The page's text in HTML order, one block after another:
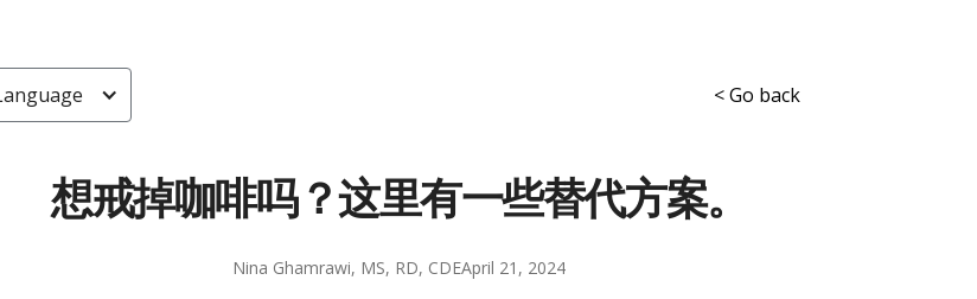
< Go back
想戒掉咖啡吗？这里有一些替代方案。
Nina Ghamrawi, MS, RD, CDEApril 21, 2024